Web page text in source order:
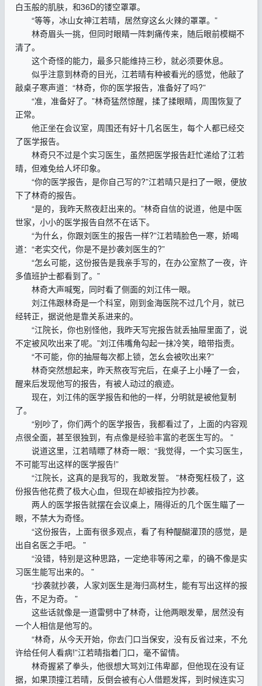
白玉般的肌肤，和36D的镂空罩罩。
“等等，冰山女神江若晴，居然穿这幺火辣的罩罩。”
林奇眉头一挑，但同时眼睛一阵刺痛传来，随后眼前模糊不
清了。
这个奇怪的能力，最多只能维持三秒，就必须要休息。
似乎注意到林奇的目光，江若晴有种被看光的感觉，他敲了
敲桌子寒声道：“林奇，你的医学报告，准备好了吗?”
“准，准备好了。”林奇猛然惊醒，揉了揉眼睛，周围恢复了
正常。
他正坐在会议室，周围还有好十几名医生，每个人都已经交
了医学报告。
林奇只不过是个实习医生，虽然把医学报告赶忙递给了江若
晴，但难免给人坏印象。
“你的医学报告，是你自己写的?”江若晴只是扫了一眼，便放
下了林奇的报告。
“是的，我昨天熬夜赶出来的。”林奇自信的说道，他是中医
世家，小小的医学报告自然不在话下。
“为什幺，你跟刘医生的报告一样?”江若晴脸色一寒，娇喝
道：“老实交代，你是不是抄袭刘医生的?”
“怎幺可能，这份报告是我亲手写的，在办公室熬了一夜，许
多值班护士都看到了。”
林奇大声喊冤，同时看了侧面的刘江伟一眼。
刘江伟跟林奇是一个科室，刚到金海医院不过几个月，就已
经转正，据说他是靠关系进来的。
“江院长，你也别怪他，我昨天写完报告就丢抽屉里面了，说
不定被风吹出来了呢。”刘江伟嘴角勾起一抹冷笑，暗带指责。
“不可能，你的抽屉每次都上锁，怎幺会被吹出来?”
林奇突然想起来，昨天熬夜写完后，在桌子上小睡了一会，
醒来后发现他写的报告，有被人动过的痕迹。
现在，刘江伟的医学报告和他的一样，分明就是被他复制
了。
“别吵了，你们两个的医学报告，我都看过了，上面的内容观
点很全面，甚至很独到，有点像是经验丰富的老医生写的。 ”
说道这里，江若晴瞟了林奇一眼：“我觉得，一个实习医生，
不可能写出这样的医学报告!”
“江院长，这真的是我写的，我敢发誓。 ”林奇冤枉极了，这
份报告他花费了极大心血，但现在却被指控为抄袭。
两人的医学报告就摆在会议桌上，隔得近的几个医生瞄了一
眼，不禁大为奇怪。
“这份报告，上面有很多观点，看了有种醍醐灌顶的感觉，是
出自名医之手吧。 ”
“没错，特别是这种思路，一定绝非等​​闲之辈，的确不像是实
习医生能写出来的。 ”
“抄袭就抄袭，人家刘医生是海归高材生，能有写出这样的报
告，不足为奇。 ”
这些话就像是一道雷劈中了林奇，让他两眼发晕，居然没有
一个人相信是他写的。
“林奇，从今天开始，你去门口当保安，没有反省过来，不允
许给任何人看病!”江若晴指着门口，毫不留情。
林奇握紧了拳头，他很想大骂刘江伟卑鄙，但他现在没有证
据，如果顶撞江若晴，反倒会被有心人借题发挥，到时候连实习